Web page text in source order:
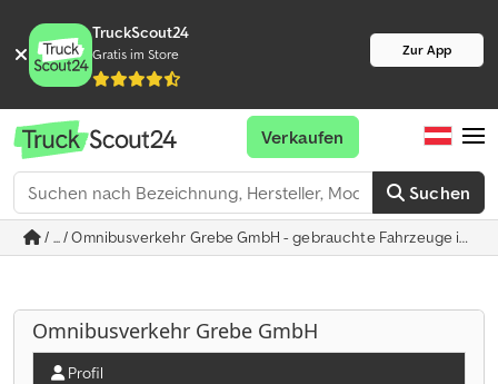
TruckScout24
Gratis im Store Zur App
Suchen
Verkaufen
/ ... / Omnibusverkehr Grebe GmbH - gebrauchte Fahrzeuge in
Omnibusverkehr Grebe GmbH
Profil